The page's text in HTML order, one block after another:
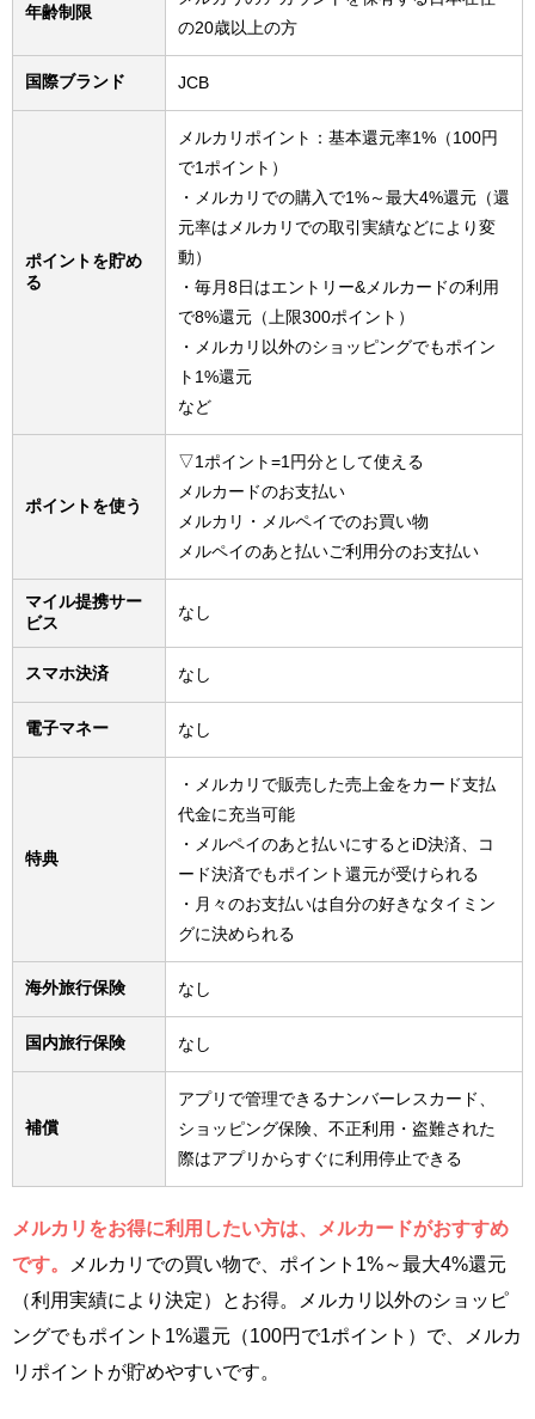
年齢制限
の20歳以上の方
国際ブランド JCB
ポイントを貯め
る
メルカリポイント：基本還元率1%（100円
で1ポイント）
・メルカリでの購入で1%～最大4%還元（還
元率はメルカリでの取引実績などにより変
動）
・毎月8日はエントリー&メルカードの利用
で8%還元（上限300ポイント）
・メルカリ以外のショッピングでもポイン
ト1%還元
など
ポイントを使う
▽1ポイント=1円分として使える
メルカードのお支払い
メルカリ・メルペイでのお買い物
メルペイのあと払いご利用分のお支払い
マイル提携サー
ビス
なし
スマホ決済 なし
電子マネー なし
特典
・メルカリで販売した売上金をカード支払
代金に充当可能
・メルペイのあと払いにするとiD決済、コ
ード決済でもポイント還元が受けられる
・月々のお支払いは自分の好きなタイミン
グに決められる
海外旅行保険 なし
国内旅行保険 なし
補償
アプリで管理できるナンバーレスカード、
ショッピング保険、不正利用・盗難された
際はアプリからすぐに利用停止できる
メルカリをお得に利用したい方は、メルカードがおすすめ
です。
メルカリでの買い物で、ポイント1%～最大4%還元
（利用実績により決定）とお得。メルカリ以外のショッピ
ングでもポイント1%還元（100円で1ポイント）で、メルカ
リポイントが貯めやすいです。